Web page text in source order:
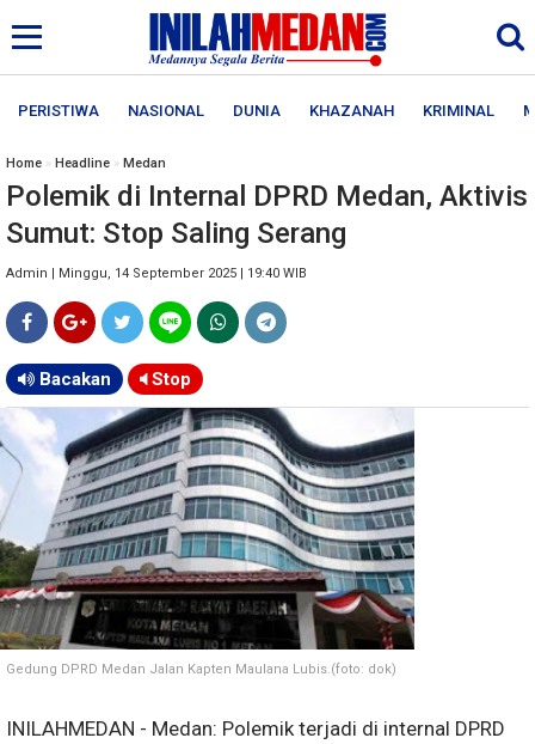
PERISTIWA NASIONAL DUNIA KHAZANAH KRIMINAL
Home » Headline » Medan
Polemik di Internal DPRD Medan, Aktivis
Sumut: Stop Saling Serang
Admin | Minggu, 14 September 2025 | 19:40 WIB
Bacakan Stop
Gedung DPRD Medan Jalan Kapten Maulana Lubis.(foto: dok)
INILAHMEDAN - Medan: Polemik terjadi di internal DPRD